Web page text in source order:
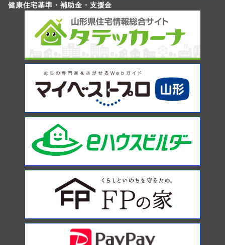
健康住宅基準・補助金・支援金